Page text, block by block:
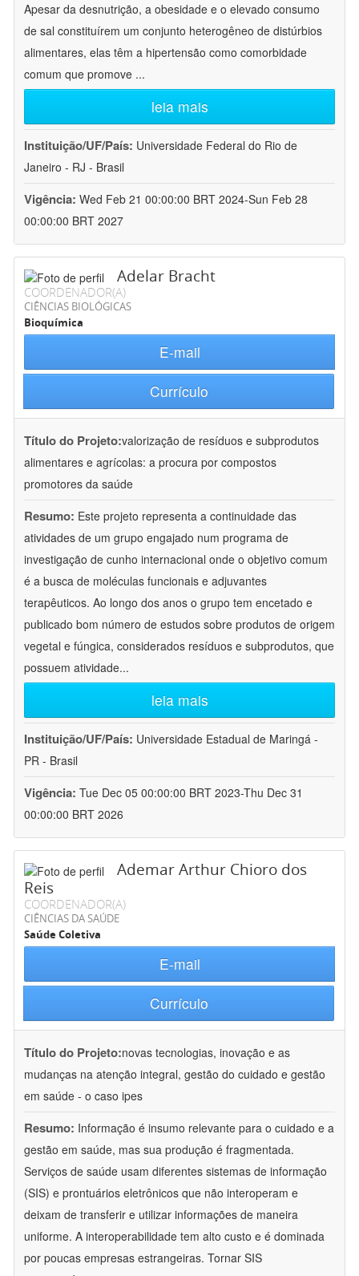
Apesar da desnutrição, a obesidade e o elevado consumo
de sal constituírem um conjunto heterogêneo de distúrbios
alimentares, elas têm a hipertensão como comorbidade
comum que promove ...
leia mais
Instituição/UF/País: Universidade Federal do Rio de
Janeiro - RJ - Brasil
Vigência: Wed Feb 21 00:00:00 BRT 2024-Sun Feb 28
00:00:00 BRT 2027
Adelar Bracht
COORDENADOR(A)
CIÊNCIAS BIOLÓGICAS
Bioquímica
E-mail
Currículo
Título do Projeto:valorização de resíduos e subprodutos
alimentares e agrícolas: a procura por compostos
promotores da saúde
Resumo: Este projeto representa a continuidade das
atividades de um grupo engajado num programa de
investigação de cunho internacional onde o objetivo comum
é a busca de moléculas funcionais e adjuvantes
terapêuticos. Ao longo dos anos o grupo tem encetado e
publicado bom número de estudos sobre produtos de origem
vegetal e fúngica, considerados resíduos e subprodutos, que
possuem atividade...
leia mais
Instituição/UF/País: Universidade Estadual de Maringá -
PR - Brasil
Vigência: Tue Dec 05 00:00:00 BRT 2023-Thu Dec 31
00:00:00 BRT 2026
Ademar Arthur Chioro dos
Reis
COORDENADOR(A)
CIÊNCIAS DA SAÚDE
Saúde Coletiva
E-mail
Currículo
Título do Projeto:novas tecnologias, inovação e as
mudanças na atenção integral, gestão do cuidado e gestão
em saúde - o caso ipes
Resumo: Informação é insumo relevante para o cuidado e a
gestão em saúde, mas sua produção é fragmentada.
Serviços de saúde usam diferentes sistemas de informação
(SIS) e prontuários eletrônicos que não interoperam e
deixam de transferir e utilizar informações de maneira
uniforme. A interoperabilidade tem alto custo e é dominada
por poucas empresas estrangeiras. Tornar SIS